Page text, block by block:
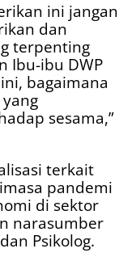
ini jangan
dan
terpenting
Ibu-ibu DWP
bagaimana
sesama,”
terkait
pandemi
di sektor
narasumber
Psikolog.